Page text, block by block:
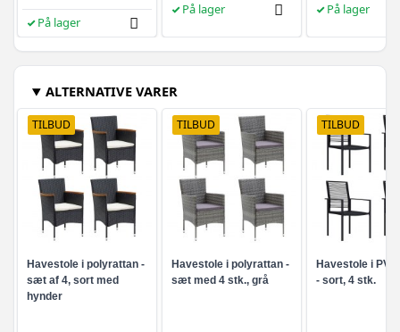
På lager
På lager På lager
ALTERNATIVE VARER
TILBUD
Havestole i polyrattan -
sæt af 4, sort med
hynder
TILBUD
Havestole i polyrattan -
sæt med 4 stk., grå
TILBUD
Havestole i
- sort, 4 stk.